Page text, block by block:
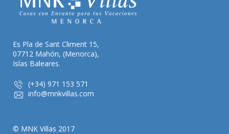
Es Pla de Sant Climent 15,
07712 Mahón, (Menorca),
Islas Baleares.
(+34) 971 153 571
info@mnkvillas.com
© MNK Villas 2017